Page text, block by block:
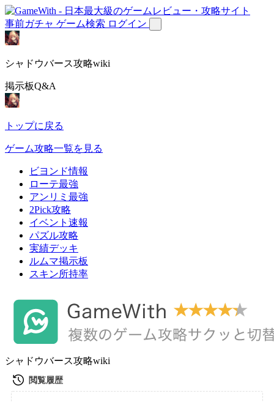
事前ガチャ ゲーム検索 ログイン
シャドウバース攻略wiki
掲示板Q&A
トップに戻る
ゲーム攻略一覧を見る
ビヨンド情報
ローテ最強
アンリミ最強
2Pick攻略
イベント速報
パズル攻略
実績デッキ
ルムマ掲示板
スキン所持率
シャドウバース攻略wiki